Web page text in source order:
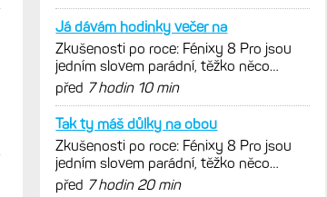
Já dávám hodinky večer na
Zkušenosti po roce: Fénixy 8 Pro jsou
jedním slovem parádní, těžko něco
vytknout. Ale ta nositelnost
před 7 hodin 10 min
Tak ty máš důlky na obou
Zkušenosti po roce: Fénixy 8 Pro jsou
jedním slovem parádní, těžko něco
vytknout. Ale ta nositelnost
před 7 hodin 20 min